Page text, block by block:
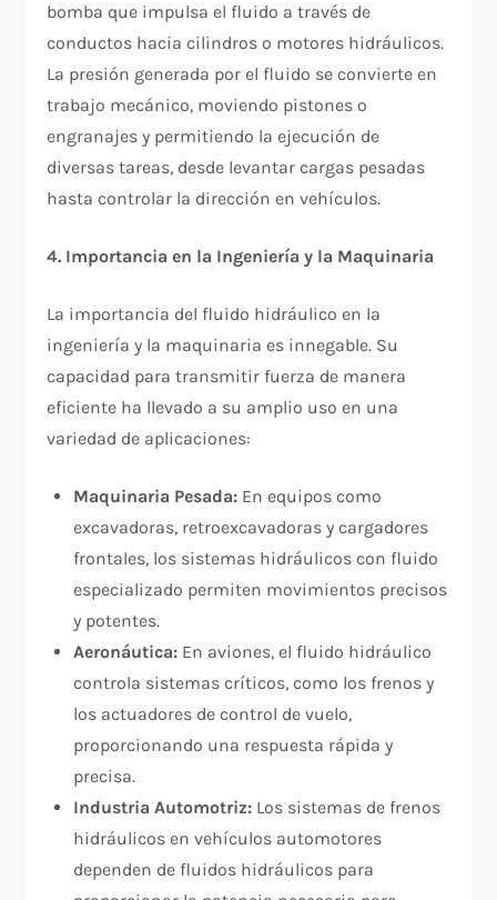
bomba que impulsa el fluido a través de
conductos hacia cilindros o motores hidráulicos.
La presión generada por el fluido se convierte en
trabajo mecánico, moviendo pistones o
engranajes y permitiendo la ejecución de
diversas tareas, desde levantar cargas pesadas
hasta controlar la dirección en vehículos.
4. Importancia en la Ingeniería y la Maquinaria
La importancia del fluido hidráulico en la
ingeniería y la maquinaria es innegable. Su
capacidad para transmitir fuerza de manera
eficiente ha llevado a su amplio uso en una
variedad de aplicaciones:
Maquinaria Pesada: En equipos como
excavadoras, retroexcavadoras y cargadores
frontales, los sistemas hidráulicos con fluido
especializado permiten movimientos precisos
y potentes.
Aeronáutica: En aviones, el fluido hidráulico
controla sistemas críticos, como los frenos y
los actuadores de control de vuelo,
proporcionando una respuesta rápida y
precisa.
Industria Automotriz: Los sistemas de frenos
hidráulicos en vehículos automotores
dependen de fluidos hidráulicos para